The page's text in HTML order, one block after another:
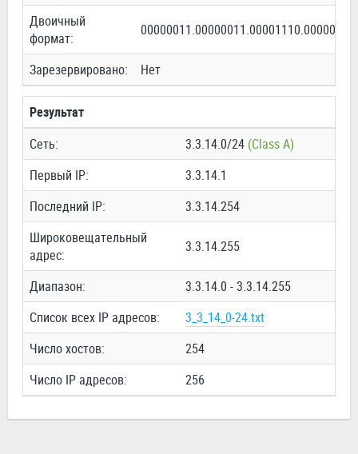
Двоичный
формат:
00000011.00000011.00001110.00000000
Зарезервировано: Нет
Результат
Сеть:
3.3.14.0/24 (Class A)
Первый IP:
3.3.14.1
Последний IP:
3.3.14.254
Широковещательный
адрес:
3.3.14.255
Диапазон:
3.3.14.0 - 3.3.14.255
Список всех IP адресов:
3_3_14_0-24.txt
Число хостов:
254
Число IP адресов:
256